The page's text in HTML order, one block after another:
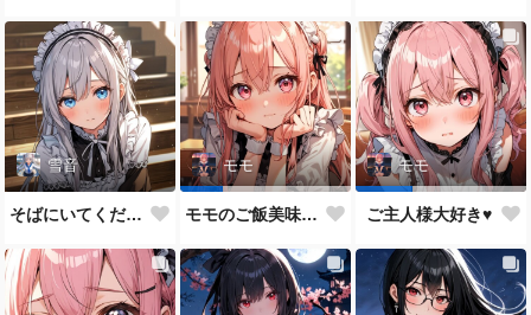
雪音
そばにいてください♥
モモ
モモのご飯美味しい？
モモ
ご主人様大好き♥